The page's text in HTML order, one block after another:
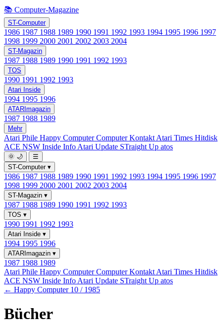
📚 Computer-Magazine
ST-Computer
1986 1987 1988 1989 1990 1991 1992 1993 1994 1995 1996 1997
1998 1999 2000 2001 2002 2003 2004
ST-Magazin
1987 1988 1989 1990 1991 1992 1993
TOS
1990 1991 1992 1993
Atari Inside
1994 1995 1996
ATARImagazin
1987 1988 1989
Mehr
Atari Phile Happy ComputerComputer Kontakt Atari Times Hitdisk
ACE NSW Inside Info Atari Update STraight Up atos
🌞 🌙
☰
ST-Computer ▾
1986 1987 1988 1989 1990 1991 1992 1993 1994 1995 1996 1997
1998 1999 2000 2001 2002 2003 2004
ST-Magazin ▾
1987 1988 1989 1990 1991 1992 1993
TOS ▾
1990 1991 1992 1993
Atari Inside ▾
1994 1995 1996
ATARImagazin ▾
1987 1988 1989
Atari Phile Happy ComputerComputer Kontakt Atari Times Hitdisk
ACE NSW Inside Info Atari Update STraight Up atos
← Happy Computer 10 / 1985
Bücher